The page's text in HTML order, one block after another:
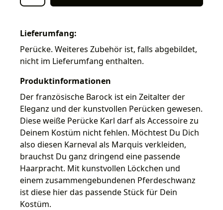
Lieferumfang:
Perücke. Weiteres Zubehör ist, falls abgebildet,
nicht im Lieferumfang enthalten.
Produktinformationen
Der französische Barock ist ein Zeitalter der
Eleganz und der kunstvollen Perücken gewesen.
Diese weiße Perücke Karl darf als Accessoire zu
Deinem Kostüm nicht fehlen. Möchtest Du Dich
also diesen Karneval als Marquis verkleiden,
brauchst Du ganz dringend eine passende
Haarpracht. Mit kunstvollen Löckchen und
einem zusammengebundenen Pferdeschwanz
ist diese hier das passende Stück für Dein
Kostüm.